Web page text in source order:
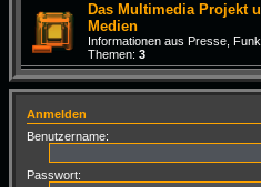
Das Multimedia Projekt
Medien
Informationen aus Presse,
Themen: 3
Anmelden
Benutzername:
Passwort: